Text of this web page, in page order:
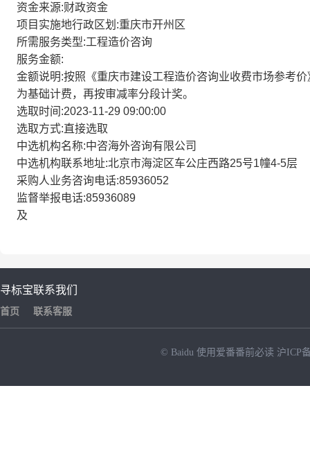
资金来源:财政资金
项目实施地行政区划:重庆市开州区
所需服务类型:工程造价咨询
服务金额:
金额说明:按照《重庆市建设工程造价咨询业收费市场参考
为基础计费，再按审减率分段计奖。
选取时间:2023-11-29 09:00:00
选取方式:直接选取
中选机构名称:中咨海外咨询有限公司
中选机构联系地址:北京市海淀区车公庄西路25号1幢4-5层
采购人业务咨询电话:85936052
监督举报电话:85936089
及
寻标宝
首页
联系我们
联系客服
© Baidu 使用爱番番前必读 沪ICP